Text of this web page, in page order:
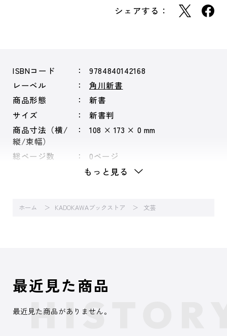
シェアする：
ISBNコード
9784840142168
レーベル
角川新書
商品形態
新書
サイズ
新書判
商品寸法（横/
縦/束幅）
108 × 173 × 0 mm
総ページ数 0ページ
もっと見る
ホーム KADOKAWAブックストア 文芸
最近見た商品
最近見た商品がありません。